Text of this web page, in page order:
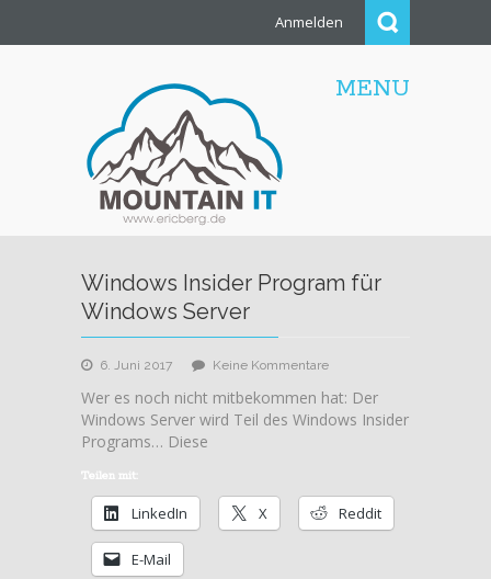
Anmelden
MENU
Windows Insider Program für
Windows Server
6. Juni 2017 Keine Kommentarezu
Insider
Program
Server
Wer es noch nicht mitbekommen hat: Der
Windows Server wird Teil des Windows Insider
Programs… Diese
Teilen mit:
LinkedIn X Reddit
E-Mail